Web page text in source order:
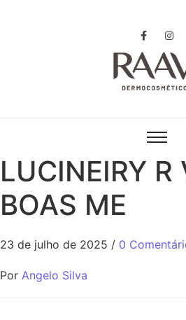
LUCINEIRY R
BOAS ME
23 de julho de 2025 / 0
Por Angelo Silva